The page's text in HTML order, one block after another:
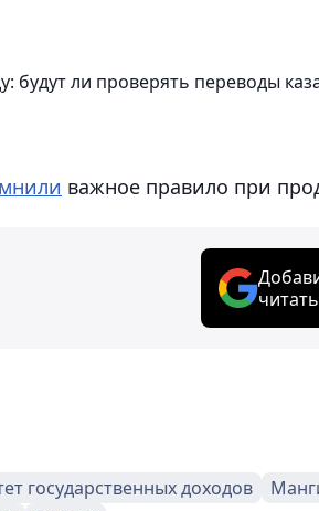
будут ли проверять переводы
важное правило при
государственных доходов